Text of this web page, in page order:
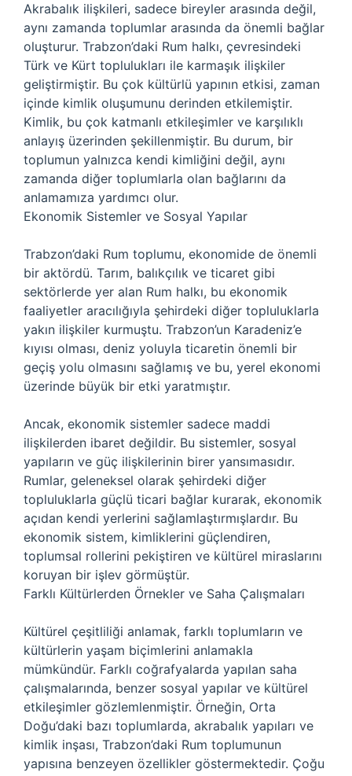
Akrabalık ilişkileri, sadece bireyler arasında değil,
aynı zamanda toplumlar arasında da önemli bağlar
oluşturur. Trabzon’daki Rum halkı, çevresindeki
Türk ve Kürt toplulukları ile karmaşık ilişkiler
geliştirmiştir. Bu çok kültürlü yapının etkisi, zaman
içinde kimlik oluşumunu derinden etkilemiştir.
Kimlik, bu çok katmanlı etkileşimler ve karşılıklı
anlayış üzerinden şekillenmiştir. Bu durum, bir
toplumun yalnızca kendi kimliğini değil, aynı
zamanda diğer toplumlarla olan bağlarını da
anlamamıza yardımcı olur.
Ekonomik Sistemler ve Sosyal Yapılar
Trabzon’daki Rum toplumu, ekonomide de önemli
bir aktördü. Tarım, balıkçılık ve ticaret gibi
sektörlerde yer alan Rum halkı, bu ekonomik
faaliyetler aracılığıyla şehirdeki diğer topluluklarla
yakın ilişkiler kurmuştu. Trabzon’un Karadeniz’e
kıyısı olması, deniz yoluyla ticaretin önemli bir
geçiş yolu olmasını sağlamış ve bu, yerel ekonomi
üzerinde büyük bir etki yaratmıştır.
Ancak, ekonomik sistemler sadece maddi
ilişkilerden ibaret değildir. Bu sistemler, sosyal
yapıların ve güç ilişkilerinin birer yansımasıdır.
Rumlar, geleneksel olarak şehirdeki diğer
topluluklarla güçlü ticari bağlar kurarak, ekonomik
açıdan kendi yerlerini sağlamlaştırmışlardır. Bu
ekonomik sistem, kimliklerini güçlendiren,
toplumsal rollerini pekiştiren ve kültürel miraslarını
koruyan bir işlev görmüştür.
Farklı Kültürlerden Örnekler ve Saha Çalışmaları
Kültürel çeşitliliği anlamak, farklı toplumların ve
kültürlerin yaşam biçimlerini anlamakla
mümkündür. Farklı coğrafyalarda yapılan saha
çalışmalarında, benzer sosyal yapılar ve kültürel
etkileşimler gözlemlenmiştir. Örneğin, Orta
Doğu’daki bazı toplumlarda, akrabalık yapıları ve
kimlik inşası, Trabzon’daki Rum toplumunun
yapısına benzeyen özellikler göstermektedir. Çoğu